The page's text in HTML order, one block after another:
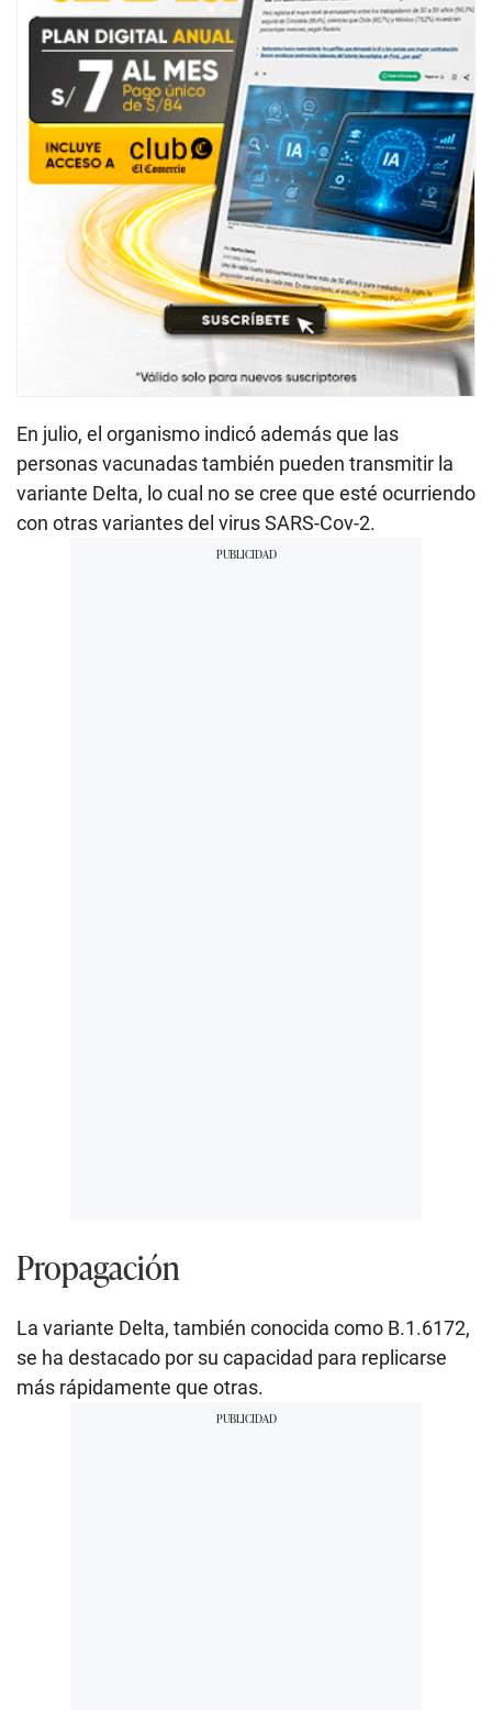
En julio, el organismo indicó además que las
personas vacunadas también pueden transmitir la
variante Delta, lo cual no se cree que esté ocurriendo
con otras variantes del virus SARS-Cov-2.
Propagación
La variante Delta, también conocida como B.1.6172,
se ha destacado por su capacidad para replicarse
más rápidamente que otras.